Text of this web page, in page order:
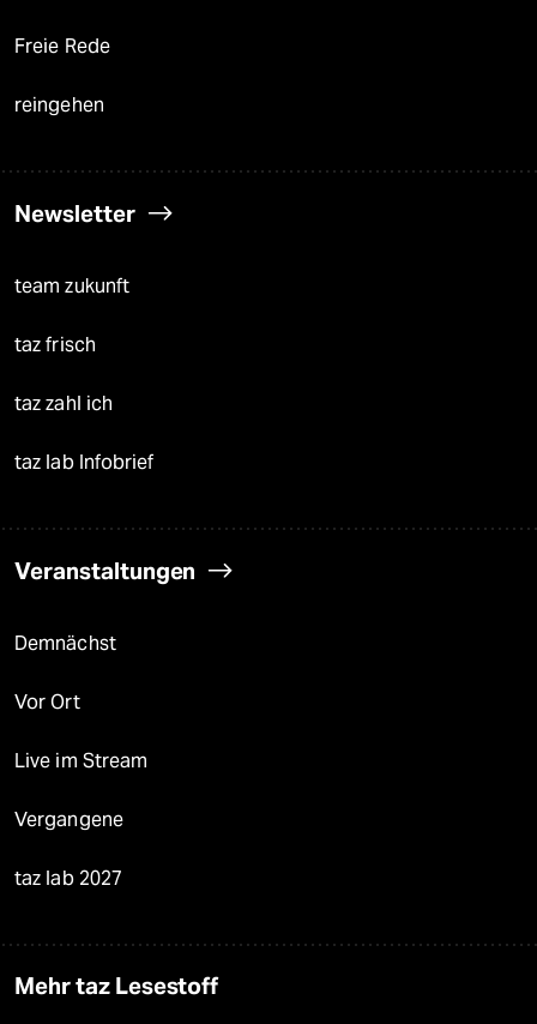
Freie Rede
reingehen
Newsletter
team zukunft
taz frisch
taz zahl ich
taz lab Infobrief
Veranstaltungen
Demnächst
Vor Ort
Live im Stream
Vergangene
taz lab 2027
Mehr taz Lesestoff